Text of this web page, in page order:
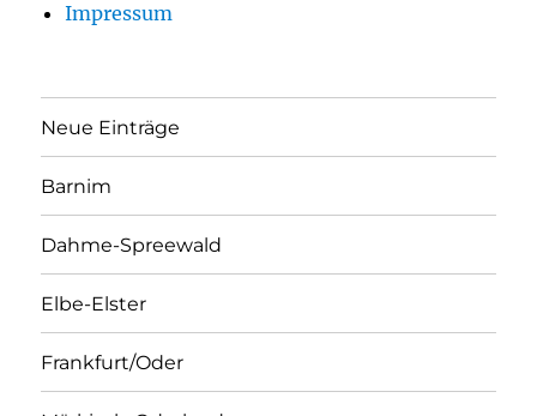
Impressum
Neue Einträge
Barnim
Dahme-Spreewald
Elbe-Elster
Frankfurt/Oder